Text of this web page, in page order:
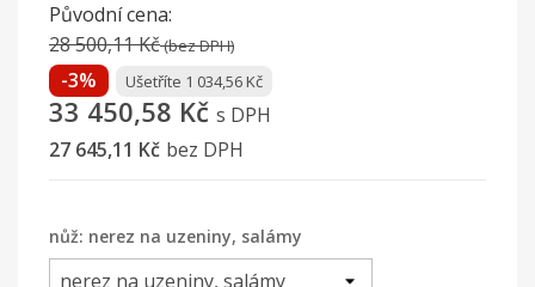
Původní cena:
28 500,11 Kč(bez DPH)
-3% Ušetříte 1 034,56 Kč
33 450,58 Kč s DPH
27 645,11 Kč bez DPH
nůž: nerez na uzeniny, salámy